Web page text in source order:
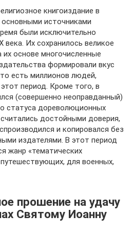
книгоиздание в
источниками
были исключительно
века. Их сохранилось великое
основе многочисленные
формировали вкус
есть миллионов людей,
период. Кроме того, в
(совершенно неоправданный)
статуса дореволюционных
достойными доверия,
и копировался без
издателями. В этот период
жанр «тематических
для военных,
прошение на удачу
Святому Иоанну